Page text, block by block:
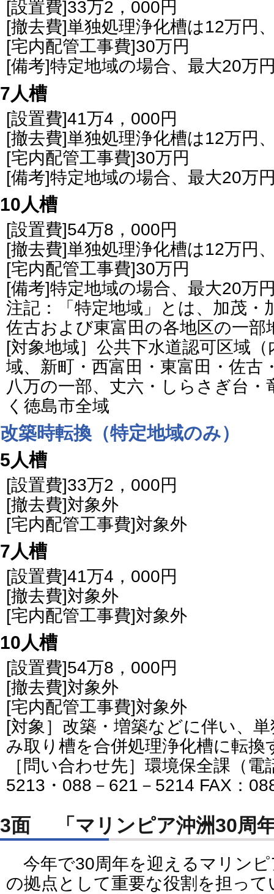
[設置費]33万2，000円
[撤去費]単独処理浄化槽は12万円
[宅内配管工事費]30万円
[備考]特定地域の場合、最大20万
7人槽
[設置費]41万4，000円
[撤去費]単独処理浄化槽は12万円
[宅内配管工事費]30万円
[備考]特定地域の場合、最大20万
10人槽
[設置費]54万8，000円
[撤去費]単独処理浄化槽は12万円
[宅内配管工事費]30万円
[備考]特定地域の場合、最大20万
注記：「特定地域」とは、加茂・
佐古および東富田の各地区の一部
[対象地域］公共下水道認可区域
域、新町・西富田・東富田・佐古
八万の一部、丈六・しらさぎ台
く徳島市全域
改築時転換（特定地域のみ）
5人槽
[設置費]33万2，000円
[撤去費]対象外
[宅内配管工事費]対象外
7人槽
[設置費]41万4，000円
[撤去費]対象外
[宅内配管工事費]対象外
10人槽
[設置費]54万8，000円
[撤去費]対象外
[宅内配管工事費]対象外
[対象］改築・増築などに伴い、
み取り槽を合併処理浄化槽に転換
［問い合わせ先］環境保全課（
5213・088－621－5214 FAX：
3面 「マリンピア沖洲30周
今年で30周年を迎えるマリンピ
の拠点として重要な役割を担っ